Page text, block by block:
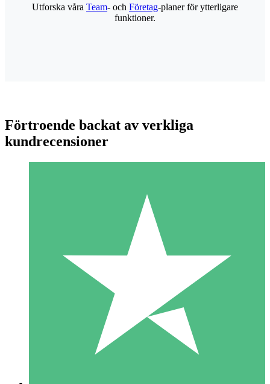
Individuella Kreditpaket
Betala per användning med nedladdningskrediter. Inget
1 Nedladdningar
10 00
Utforska våra Team- och Företag-planer för ytterligare
funktioner.
Förtroende backat av verkliga
kundrecensioner